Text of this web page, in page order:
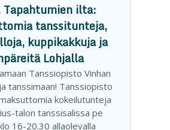
Tapahtumien ilta:
tanssitunteja,
kuppikakkuja ja
Lohjalla
Tanssiopisto Vinhan
tanssimaan! Tanssiopisto
kokeilutunteja
talon tanssisalissa pe
16-20.30 allaolevalla